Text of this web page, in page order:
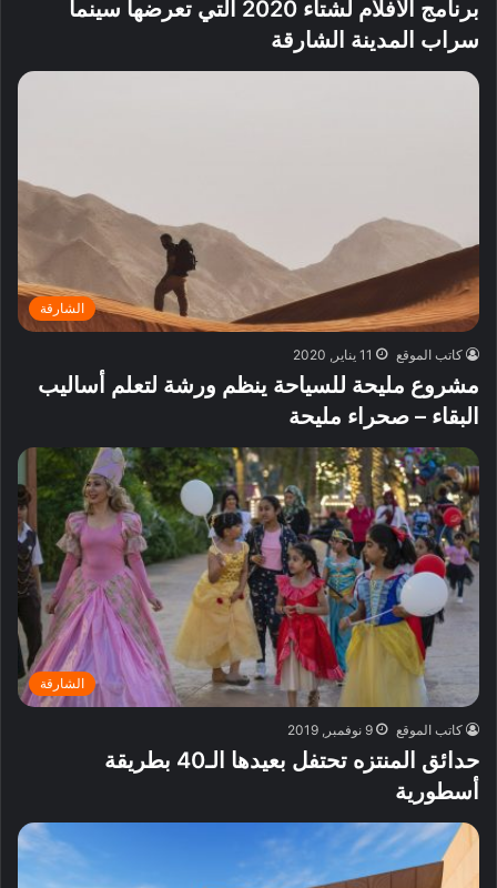
برنامج الأفلام لشتاء 2020 التي تعرضها سينما
سراب المدينة الشارقة
الشارقة
كاتب الموقع 11 يناير, 2020
مشروع مليحة للسياحة ينظم ورشة لتعلم أساليب
البقاء – صحراء مليحة
الشارقة
كاتب الموقع 9 نوفمبر, 2019
حدائق المنتزه تحتفل بعيدها الـ40 بطريقة
أسطورية